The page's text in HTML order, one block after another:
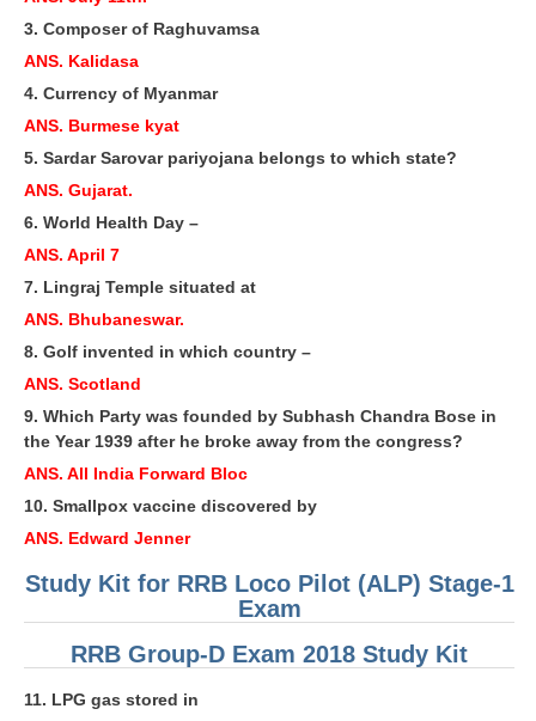
RRB Group-D Sample Papers
RRB GK Test Papers PDF
RRB EXAM : ENGLISH
RRB Current Affairs PDF
Loco Pilot Papers PDF
ALP Study Notes (हिन्दी HINDI)
ALP Model Questions
ALP Notification
Psychological Tests
RRB NTPC
3. Composer of Raghuvamsa
ANS. Kalidasa
4. Currency of Myanmar
ANS. Burmese kyat
5. Sardar Sarovar pariyojana belongs to which state?
ANS. Gujarat.
6. World Health Day –
ANS. April 7
7. Lingraj Temple situated at
ANS. Bhubaneswar.
8. Golf invented in which country –
ANS. Scotland
9. Which Party was founded by Subhash Chandra Bose in
the Year 1939 after he broke away from the congress?
ANS. All India Forward Bloc
10. Smallpox vaccine discovered by
ANS. Edward Jenner
Study Kit for RRB Loco Pilot (ALP) Stage-1
Exam
RRB Group-D Exam 2018 Study Kit
11. LPG gas stored in